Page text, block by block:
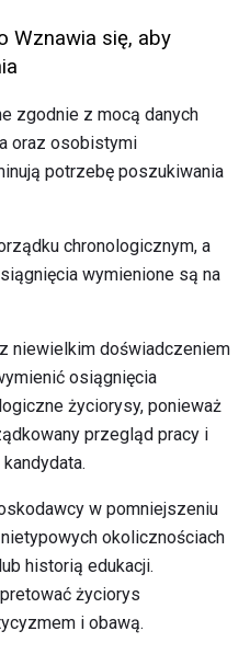
Wznawia się, aby
zgodnie z mocą danych
oraz osobistymi
potrzebę poszukiwania
chronologicznym, a
wymienione są na
niewielkim doświadczeniem
osiągnięcia
życiorysy, ponieważ
przegląd pracy i
w pomniejszeniu
nietypowych okolicznościach
historią edukacji.
życiorys
i obawą.